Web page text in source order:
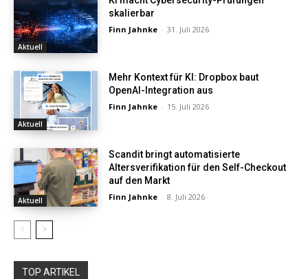
Aktuell
skalierbar
Finn Jahnke - 31. Juli 2026
Aktuell
Mehr Kontext für KI: Dropbox baut
OpenAI-Integration aus
Finn Jahnke - 15. Juli 2026
Aktuell
Scandit bringt automatisierte
Altersverifikation für den Self-Checkout
auf den Markt
Finn Jahnke - 8. Juli 2026
TOP ARTIKEL